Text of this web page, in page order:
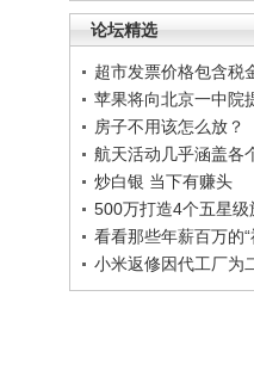
论坛精选
超市发票价格包含税
苹果将向北京一中院
房子不用该怎么放？
航天活动几乎涵盖各
炒白银 当下有赚头
500万打造4个五星级
看看那些年薪百万的“
小米返修因代工厂为